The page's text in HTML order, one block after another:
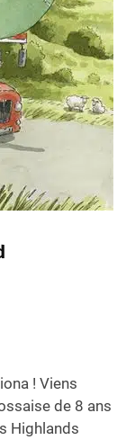
! Viens
de 8 ans
Highlands